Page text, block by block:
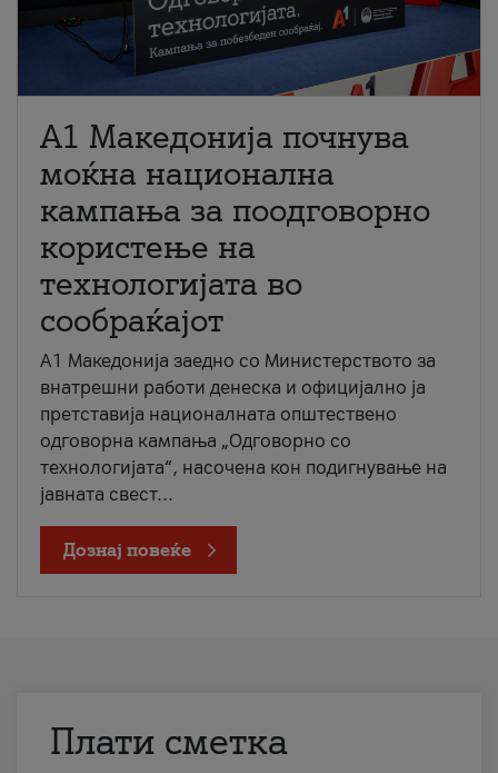
A1 Македонија почнува
моќна национална
кампања за поодговорно
користење на
технологијата во
сообраќајот
A1 Македонија заедно со Министерството за
внатрешни работи денеска и официјално ја
претставија националната општествено
одговорна кампања „Одговорно со
технологијата“, насочена кон подигнување на
јавната свест...
Дознај повеќе
Плати сметка